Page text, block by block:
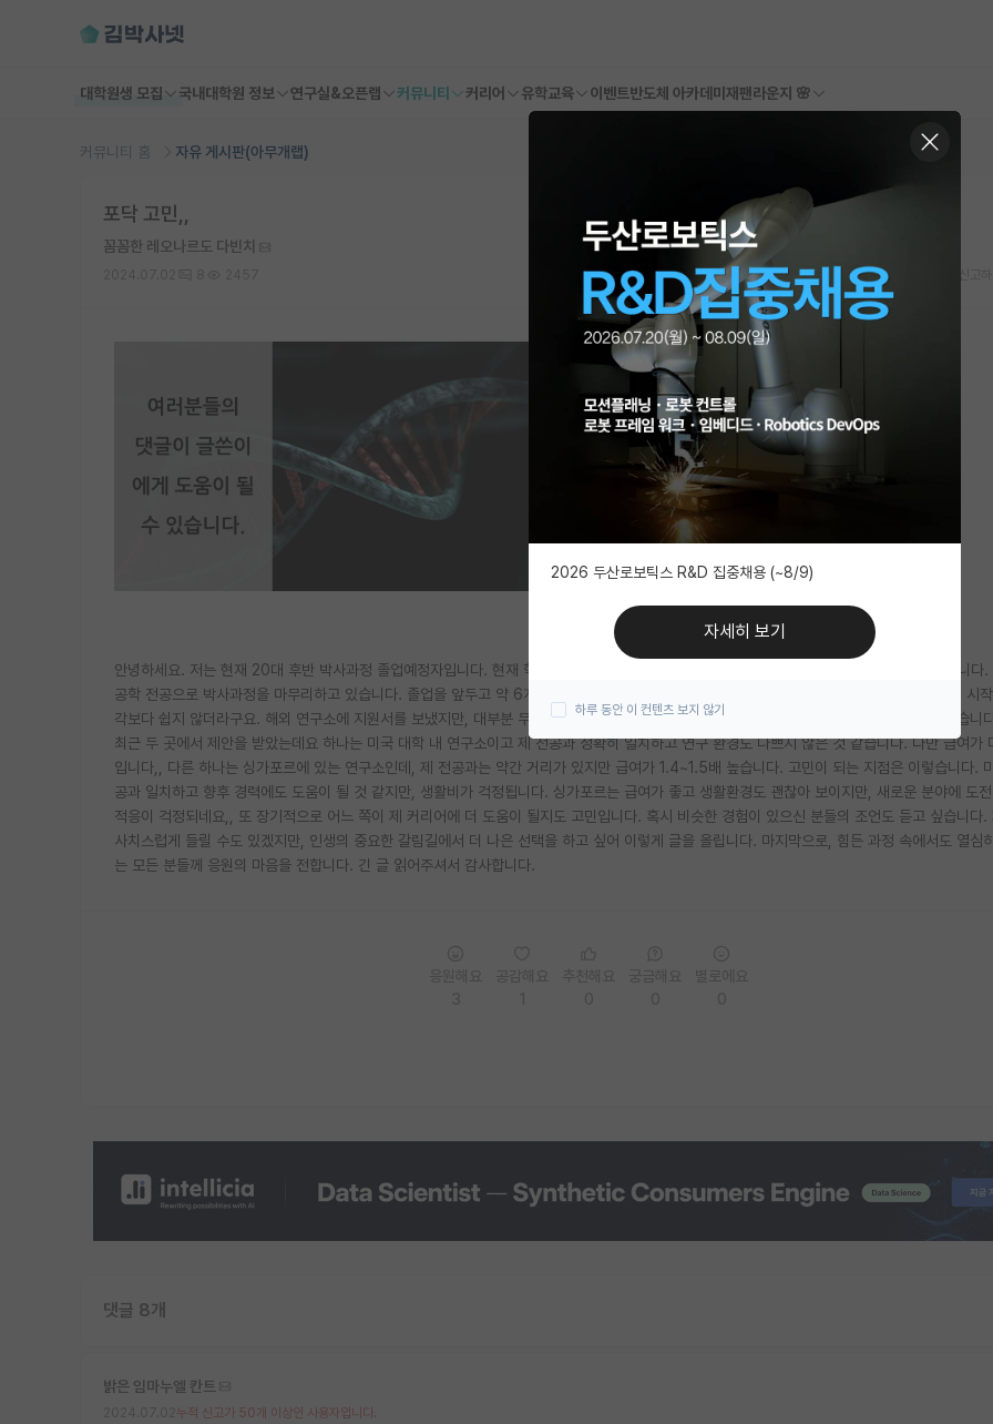
대학원생 모집 국내대학원 정보 연구실&오픈랩 커뮤니티 커리어 유학교육 이벤트반도체 아카데미 재팬라운지 🌸
커뮤니티 홈 자유 게시판(아무개랩)
포닥 고민,,
꼼꼼한 레오나르도 다빈치
안녕하세요. 저는 현재 20대 후반 박사과정 졸업예정자입니다. 현재 학위를 마친 후 포닥 자리를 찾고 있는 중인데 조언을 구하고자 글을 올립니다.
공학 전공으로 박사과정을 마무리하고 있습니다. 졸업을 앞두고 약 6개월 전부터 포닥 자리를 알아보기 시작했습니다. 처음에는 자신감 넘치게 시
각보다 쉽지 않더라구요. 해외 연구소에 지원서를 보냈지만, 대부분 무응답이었고 간혹 거절 답변을 받았습니다. 솔직히 자괴감도 들고 힘들었습니
최근 두 곳에서 제안을 받았는데요 하나는 미국 대학 내 연구소이고 제 전공과 정확히 일치하고 연구 환경도 나쁘지 않은 것 같습니다. 다만 급여가
입니다,, 다른 하나는 싱가포르에 있는 연구소인데, 제 전공과는 약간 거리가 있지만 급여가 1.4~1.5배 높습니다. 고민이 되는 지점은 이렇습니다.
공과 일치하고 향후 경력에도 도움이 될 것 같지만, 생활비가 걱정됩니다. 싱가포르는 급여가 좋고 생활환경도 괜찮아 보이지만, 새로운 분야에 도
적응이 걱정되네요,, 또 장기적으로 어느 쪽이 제 커리어에 더 도움이 될지도 고민입니다. 혹시 비슷한 경험이 있으신 분들의 조언도 듣고 싶습니다.
사치스럽게 들릴 수도 있겠지만, 인생의 중요한 갈림길에서 더 나은 선택을 하고 싶어 이렇게 글을 올립니다. 마지막으로, 힘든 과정 속에서도 열심
는 모든 분들께 응원의 마음을 전합니다. 긴 글 읽어주셔서 감사합니다.
댓글 8개
밝은 임마누엘 칸트
누적 신고가 50개 이상인 사용자입니다.
2026 두산로보틱스 R&D 집중채용 (~8/9)
자세히 보기
하루 동안 이 컨텐츠 보지 않기